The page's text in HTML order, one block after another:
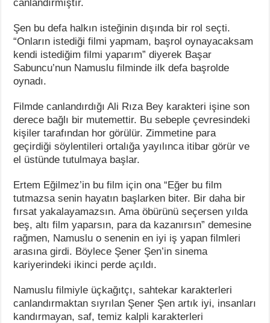
canlandırmıştır.
Şen bu defa halkın isteğinin dışında bir rol seçti.
“Onların istediği filmi yapmam, başrol oynayacaksam
kendi istediğim filmi yaparım” diyerek Başar
Sabuncu’nun Namuslu filminde ilk defa başrolde
oynadı.
Filmde canlandırdığı Ali Rıza Bey karakteri işine son
derece bağlı bir mutemettir. Bu sebeple çevresindeki
kişiler tarafından hor görülür. Zimmetine para
geçirdiği söylentileri ortalığa yayılınca itibar görür ve
el üstünde tutulmaya başlar.
Ertem Eğilmez’in bu film için ona “Eğer bu film
tutmazsa senin hayatın başlarken biter. Bir daha bir
fırsat yakalayamazsın. Ama öbürünü seçersen yılda
beş, altı film yaparsın, para da kazanırsın” demesine
rağmen, Namuslu o senenin en iyi iş yapan filmleri
arasına girdi. Böylece Şener Şen’in sinema
kariyerindeki ikinci perde açıldı.
Namuslu filmiyle üçkağıtçı, sahtekar karakterleri
canlandırmaktan sıyrılan Şener Şen artık iyi, insanları
kandırmayan, saf, temiz kalpli karakterleri